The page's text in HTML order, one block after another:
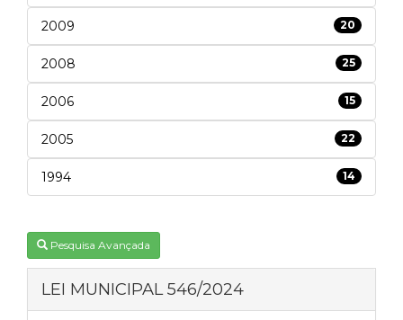
2009 20
2008 25
2006 15
2005 22
1994 14
Pesquisa Avançada
LEI MUNICIPAL 546/2024